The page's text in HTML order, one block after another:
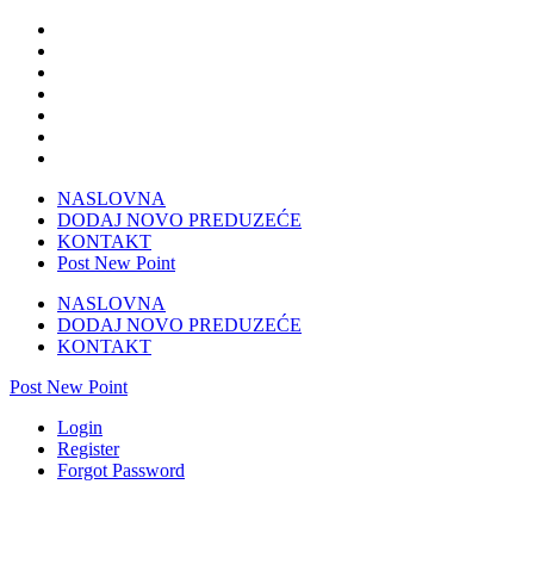
NASLOVNA
DODAJ NOVO PREDUZEĆE
KONTAKT
Post New Point
NASLOVNA
DODAJ NOVO PREDUZEĆE
KONTAKT
Post New Point
Login
Register
Forgot Password